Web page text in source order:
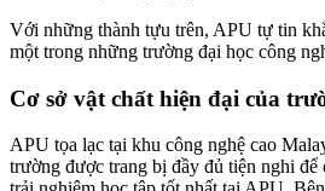
Với những thành tựu trên, APU tự tin
một trong những trường đại học công
Cơ sở vật chất hiện đại của
APU tọa lạc tại khu công nghệ cao
trường được trang bị đầy đủ tiện nghi để